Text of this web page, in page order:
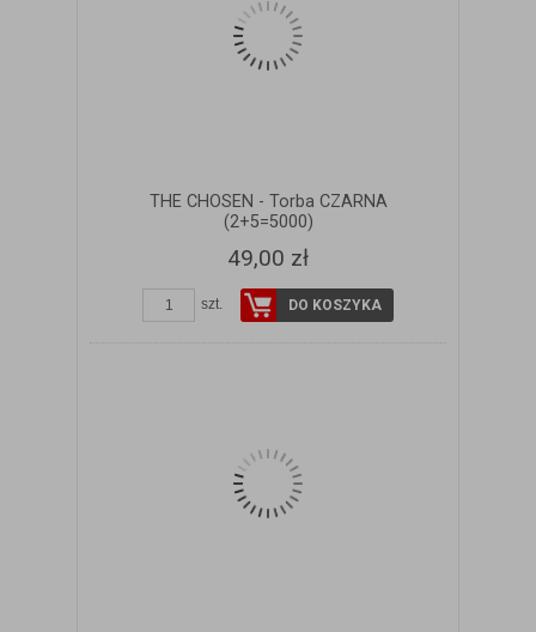
THE CHOSEN - Torba CZARNA
(2+5=5000)
49,00 zł
szt. DO KOSZYKA